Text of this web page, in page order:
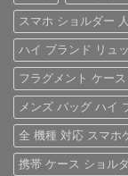
へ
の
の
スマホ ショルダー
ハイ ブランド リュ
フラグメント ケー
メンズ バッグ ハイ
全 機種 対応 スマホ
携帯 ケース ショル